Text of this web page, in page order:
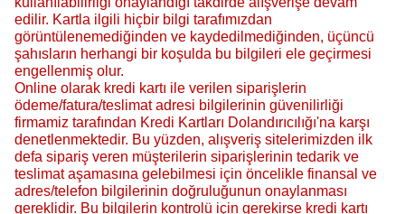
edilir. Kartla ilgili hiçbir bilgi tarafımızdan
görüntülenemediğinden ve kaydedilmediğinden, üçüncü
şahısların herhangi bir koşulda bu bilgileri ele geçirmesi
engellenmiş olur.
Online olarak kredi kartı ile verilen siparişlerin
ödeme/fatura/teslimat adresi bilgilerinin güvenilirliği
firmamiz tarafından Kredi Kartları Dolandırıcılığı'na karşı
denetlenmektedir. Bu yüzden, alışveriş sitelerimizden ilk
defa sipariş veren müşterilerin siparişlerinin tedarik ve
teslimat aşamasına gelebilmesi için öncelikle finansal ve
adres/telefon bilgilerinin doğruluğunun onaylanması
gereklidir. Bu bilgilerin kontrolü için gerekirse kredi kartı